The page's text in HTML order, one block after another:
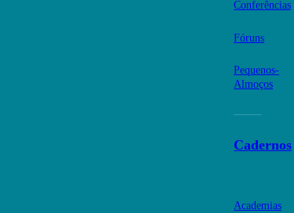
Conferências
Fóruns
Pequenos-
Almoços
Cadernos
Academias